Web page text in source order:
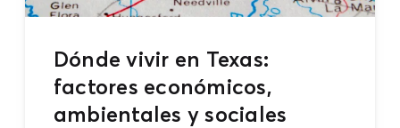
Dónde vivir en Texas:
factores económicos,
ambientales y sociales